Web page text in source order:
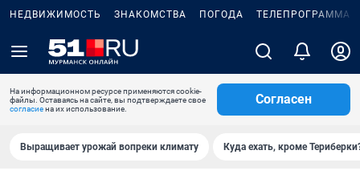
НЕДВИЖИМОСТЬ ЗНАКОМСТВА ПОГОДА ТЕЛЕПРОГРАММА
На информационном ресурсе применяются cookie-
файлы. Оставаясь на сайте, вы подтверждаете свое
согласиена их использование.
Согласен
Выращивает урожай вопреки климату Куда ехать, кроме